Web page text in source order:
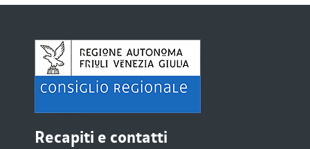
Recapiti e contatti